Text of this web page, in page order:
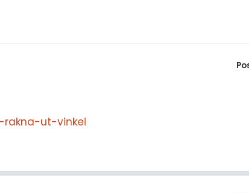
rakna-ut-vinkel